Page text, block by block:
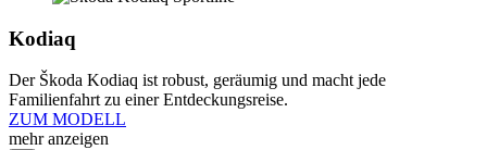
Kodiaq
Der Škoda Kodiaq ist robust, geräumig und macht jede
Familienfahrt zu einer Entdeckungsreise.
ZUM MODELL
mehr anzeigen